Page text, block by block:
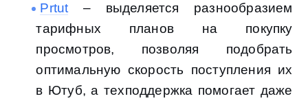
Prtut– выделяется разнообразием
тарифных планов на покупку
просмотров, позволяя подобрать
оптимальную скорость поступления их
в Ютуб, а техподдержка помогает даже